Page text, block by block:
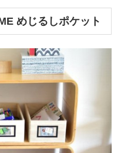
めじるしポケット